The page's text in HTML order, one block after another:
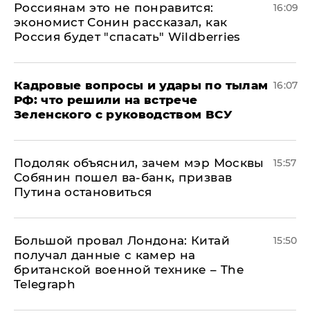
Россиянам это не понравится:
экономист Сонин рассказал, как
Россия будет "спасать" Wildberries
16:09
Кадровые вопросы и удары по тылам
РФ: что решили на встрече
Зеленского с руководством ВСУ
16:07
Подоляк объяснил, зачем мэр Москвы
Собянин пошел ва-банк, призвав
Путина остановиться
15:57
Большой провал Лондона: Китай
получал данные с камер на
британской военной технике – The
Telegraph
15:50